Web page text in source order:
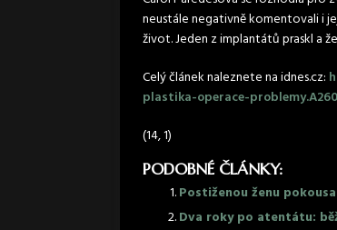
neustále negativně komentovali i
život. Jeden z implantátů praskl a
Celý článek naleznete na idnes.cz:
plastika-operace-
(14, 1)
PODOBNÉ ČLÁNKY:
Postiženou ženu
Dva roky po atentátu: